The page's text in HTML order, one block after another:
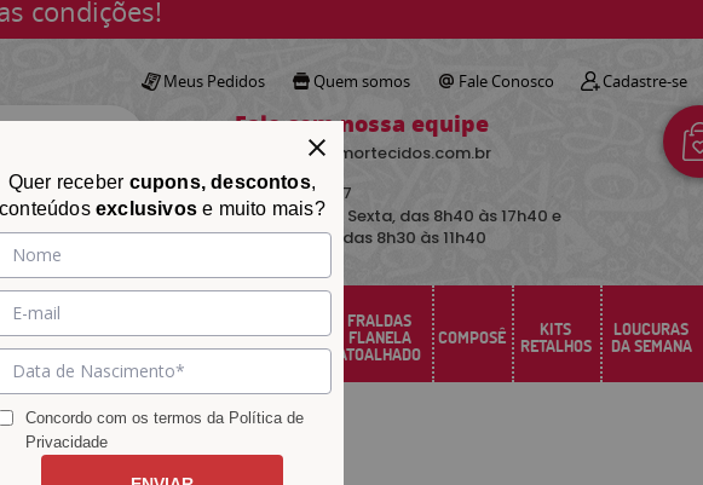
condições!
Meus Pedidos Quem somos Fale Conosco Cadastre-se
Fale com nossa equipe
contato@avimortecidos.com.br
(34)3219-5157
De Segunda a Sexta, das 8h40 às 17h40 e
aos sábados das 8h30 às 11h40
& PARA
DECORAÇÃO
PERCAL SANTA FÉ
FRALDAS
FLANELA
ATOALHADO
COMPOSÊ KITS
RETALHOS
LOUCURAS
DA SEMANA
Quer receber cupons, descontos,
conteúdosexclusivose muito mais?
Concordo com os termos da Política de
Privacidade